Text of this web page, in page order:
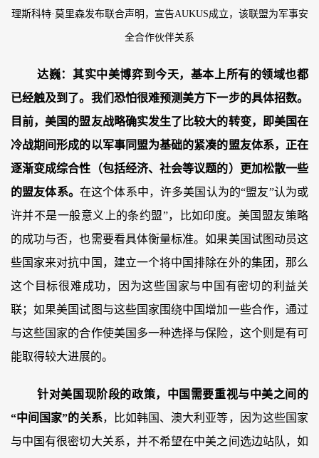
理斯科特·莫里森发布联合声明，宣告AUKUS成立，该联盟为军事安
全合作伙伴关系
达巍：其实中美博弈到今天，基本上所有的领域也都
已经触及到了。我们恐怕很难预测美方下一步的具体招数。
目前，美国的盟友战略确实发生了比较大的转变，即美国在
冷战期间形成的以军事同盟为基础的紧凑的盟友体系，正在
逐渐变成综合性（包括经济、社会等议题的）更加松散一些
的盟友体系。 在这个体系中，许多美国认为的“盟友”认为或
许并不是一般意义上的条约盟”，比如印度。美国盟友策略
的成功与否，也需要看具体衡量标准。如果美国试图动员这
些国家来对抗中国，建立一个将中国排除在外的集团，那么
这个目标很难成功，因为这些国家与中国有密切的利益关
联；如果美国试图与这些国家围绕中国增加一些合作，通过
与这些国家的合作使美国多一种选择与保险，这个则是有可
能取得较大进展的。
针对美国现阶段的政策，中国需要重视与中美之间的
“中间国家”的关系，比如韩国、澳大利亚等，因为这些国家
与中国有很密切大关系，并不希望在中美之间选边站队，如